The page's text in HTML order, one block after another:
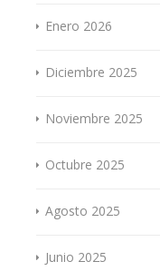
Enero 2026
Diciembre 2025
Noviembre 2025
Octubre 2025
Agosto 2025
Junio 2025